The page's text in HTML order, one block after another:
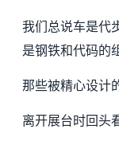
我们总说车是代
是钢铁和代码的
那些被精心设计
离开展台时回头